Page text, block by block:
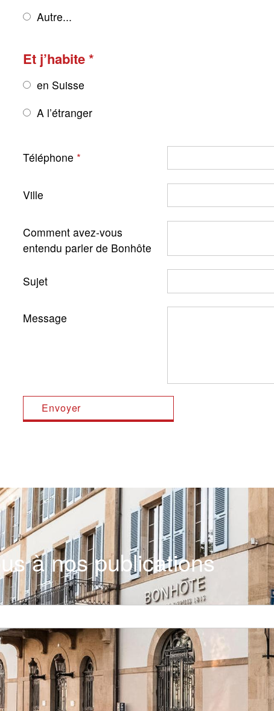
Autre...
Et j’habite
en Suisse
A l’étranger
Téléphone
Ville
Comment avez-vous
entendu parler de Bonhôte
Sujet
Message
à nos publications